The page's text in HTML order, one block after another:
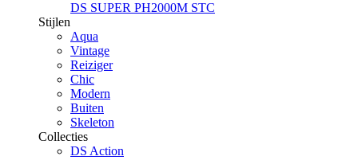
DS SUPER PH2000M STC
Stijlen
Aqua
Vintage
Reiziger
Chic
Modern
Buiten
Skeleton
Collecties
DS Action